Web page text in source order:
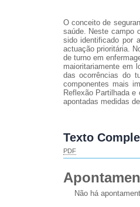
O conceito de
saúde. Neste campo
sido identificado por
actuação prioritária.
de turno em
maioritariamente em
das ocorrências do
componentes mais
Reflexão Partilhada
apontadas medidas
Texto
PDF
Não há